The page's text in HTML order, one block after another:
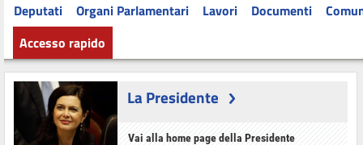
Deputati Organi Parlamentari Lavori Documenti
Accesso rapido
La Presidente
Vai alla home page della Presidente